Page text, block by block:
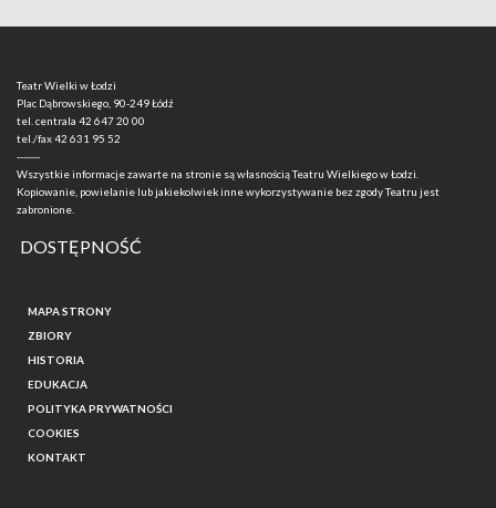
Teatr Wielki w Łodzi
Plac Dąbrowskiego, 90-249 Łódź
tel. centrala 42 647 20 00
tel./fax42 631 95 52
-------
Wszystkie informacje zawarte na stronie są własnością Teatru Wielkiego w Łodzi.
Kopiowanie, powielanie lub jakiekolwiek inne wykorzystywanie bez zgody Teatru jest
zabronione.
DOSTĘPNOŚĆ
MAPA STRONY
ZBIORY
HISTORIA
EDUKACJA
POLITYKA PRYWATNOŚCI
COOKIES
KONTAKT